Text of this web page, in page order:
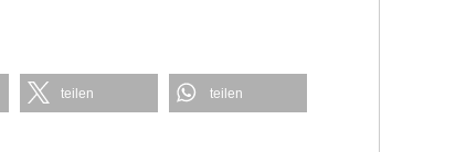
teilen teilen